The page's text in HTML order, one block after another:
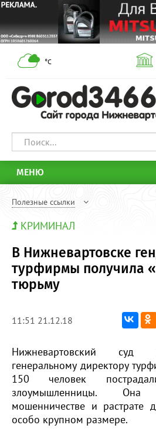
°С
МЕНЮ
Полезные ссылки
КРИМИНАЛ
В Нижневартовске
турфирмы получила
тюрьму
11:51 21.12.18
Нижневартовский суд
генеральному директору
150 человек
злоумышленницы.
мошенничестве и растрате
особо крупном размере.